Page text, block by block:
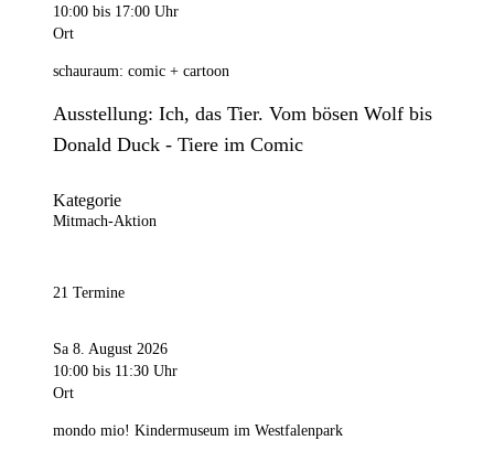
10:00 bis 17:00 Uhr
Ort
schauraum: comic + cartoon
Ausstellung: Ich, das Tier. Vom bösen Wolf bis
Donald Duck - Tiere im Comic
Kategorie
Mitmach-Aktion
21 Termine
Sa 8. August 2026
10:00 bis 11:30 Uhr
Ort
mondo mio! Kindermuseum im Westfalenpark